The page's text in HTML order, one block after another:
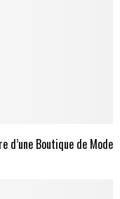
d’une Boutique de Mode